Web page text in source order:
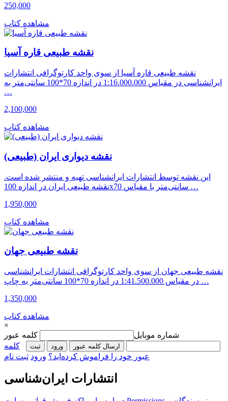
250,000
مشاهده کتاب
نقشه طبیعی قاره آسیا
نقشه طبیعی قاره آسیا از سوی واحد کارتوگرافی انتشارات
ایرانشناسی در مقیاس 1:16.000.000 در اندازه 70*100 سانتی‌متر به
…
2,100,000
مشاهده کتاب
نقشه دیواری ایران (طبیعی)
این نقشه توسط انتشارات ایرانشناسی تهیه و منتشر شده است.
نقشه طبیعی ایران در اندازه 100x70 سانتی‌متر با مقیاس …
1,950,000
مشاهده کتاب
نقشه طبیعی جهان
نقشه طبیعی جهان از سوی واحد کارتوگرافی انتشارات ایرانشناسی
در مقیاس 1:41.500.000 در اندازه 70*100 سانتی‌متر به چاپ …
1,350,000
مشاهده کتاب
×
شماره موبایل
کلمه عبور
ارسال کلمه عبور ورود ثبت‌
کلمه
عبور خود را فراموش کرده‌اید؟ ورود ثبت نام
انتشارات ایران‌شناسی